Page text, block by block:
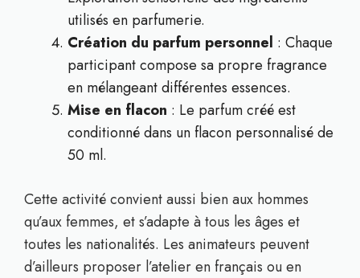
utilisés en parfumerie.
Création du parfum personnel : Chaque
participant compose sa propre fragrance
en mélangeant différentes essences.
Mise en flacon : Le parfum créé est
conditionné dans un flacon personnalisé de
50 ml.
Cette activité convient aussi bien aux hommes
qu’aux femmes, et s’adapte à tous les âges et
toutes les nationalités. Les animateurs peuvent
d’ailleurs proposer l’atelier en français ou en